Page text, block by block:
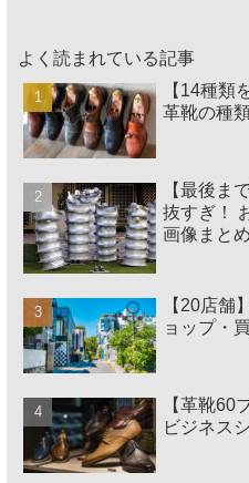
よく読まれている記事
【14種類
革靴の種
【最後ま
抜すぎ！
画像まとめ
【20店舗
ョップ・
【革靴60
ビジネス